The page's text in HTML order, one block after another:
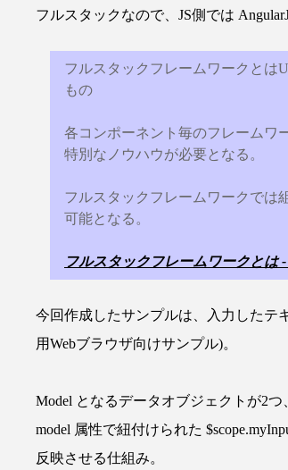
フルスタックなので、JS側では
フルスタックフレームワークとは
もの
各コンポーネント毎のフレームワ
特別なノウハウが必要となる。
フルスタックフレームワークでは
可能となる。
フルスタックフレームワークとは
今回作成したサンプルは、入力したテ
用Webブラウザ向けサンプル)。
Model となるデータオブジェクトが2
model 属性で紐付けられた
反映させる仕組み。